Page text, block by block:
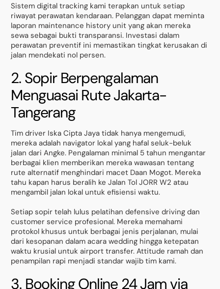
Sistem digital tracking kami terapkan untuk setiap
riwayat perawatan kendaraan. Pelanggan dapat meminta
laporan maintenance history unit yang akan mereka
sewa sebagai bukti transparansi. Investasi dalam
perawatan preventif ini memastikan tingkat kerusakan di
jalan mendekati nol persen.
2. Sopir Berpengalaman
Menguasai Rute Jakarta-
Tangerang
Tim driver Iska Cipta Jaya tidak hanya mengemudi,
mereka adalah navigator lokal yang hafal seluk-beluk
jalan dari Angke. Pengalaman minimal 5 tahun mengantar
berbagai klien memberikan mereka wawasan tentang
rute alternatif menghindari macet Daan Mogot. Mereka
tahu kapan harus beralih ke Jalan Tol JORR W2 atau
mengambil jalan lokal untuk efisiensi waktu.
Setiap sopir telah lulus pelatihan defensive driving dan
customer service profesional. Mereka memahami
protokol khusus untuk berbagai jenis perjalanan, mulai
dari kesopanan dalam acara wedding hingga ketepatan
waktu krusial untuk airport transfer. Attitude ramah dan
penampilan rapi menjadi standar wajib tim kami.
3. Booking Online 24 Jam via